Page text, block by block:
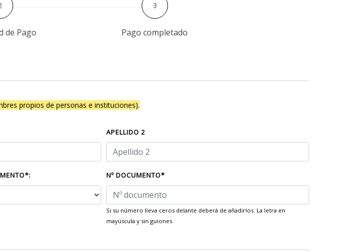
de Pago
3
Pago completado
propios de personas e instituciones).
APELLIDO 2
Nº DOCUMENTO*
Si su número lleva ceros delante deberá de añadirlos. La letra en
mayúscula y sin guiones.